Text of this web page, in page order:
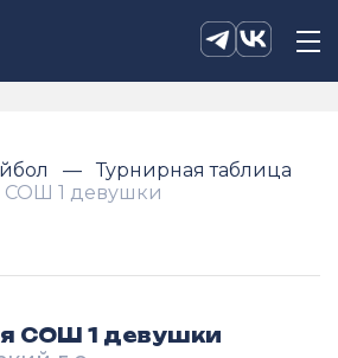
Турнирная таблица
СОШ 1 девушки
СОШ 1 девушки